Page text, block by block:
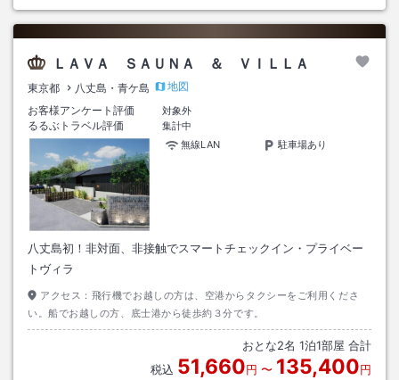
ＬＡＶＡ ＳＡＵＮＡ ＆ ＶＩＬＬＡ
東京都 八丈島・青ケ島
地図
お客様アンケート評価
対象外
るるぶトラベル評価
集計中
無線LAN
駐車場あり
八丈島初！非対面、非接触でスマートチェックイン・プライベー
トヴィラ
アクセス： 飛行機でお越しの方は、空港からタクシーをご利用くださ
い。船でお越しの方、底士港から徒歩約３分です。
おとな2名 1泊1部屋 合計
税込 51,660円 〜 135,400円